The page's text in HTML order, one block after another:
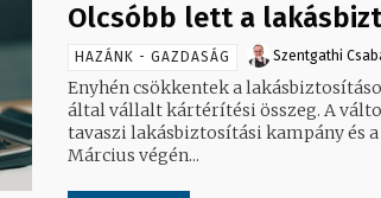
Olcsóbb lett a
HAZÁNK - GAZDASÁG Szentgathi
Enyhén csökkentek a
által vállalt kártérítési összeg. A
tavaszi lakásbiztosítási kampány és
Március végén...